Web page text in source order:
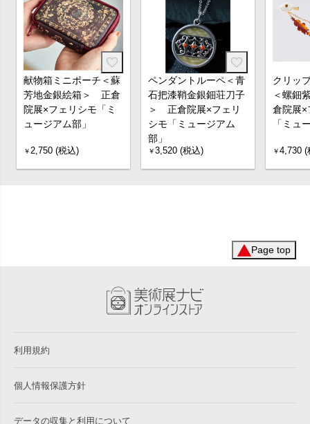
献物箱ミニポーチ＜蘇
芳地金銀絵箱＞ 正倉
院展×フェリシモ「ミ
ュージアム部」
￥2,750 (税込)
ペンダントルーペ＜青
石把漆鞘金銀鈿荘刀子
＞ 正倉院展×フェリ
シモ「ミュージアム
部」
￥3,520 (税込)
クリッ
＜螺鈿
倉院展×
「ミュ
￥4,730 (
Page top
利用規約
個人情報保護方針
データの収集と利用について